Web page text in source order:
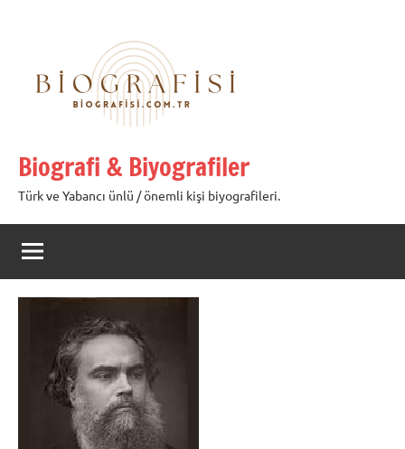
Biografi & Biyografiler
Türk ve Yabancı ünlü / önemli kişi biyografileri.